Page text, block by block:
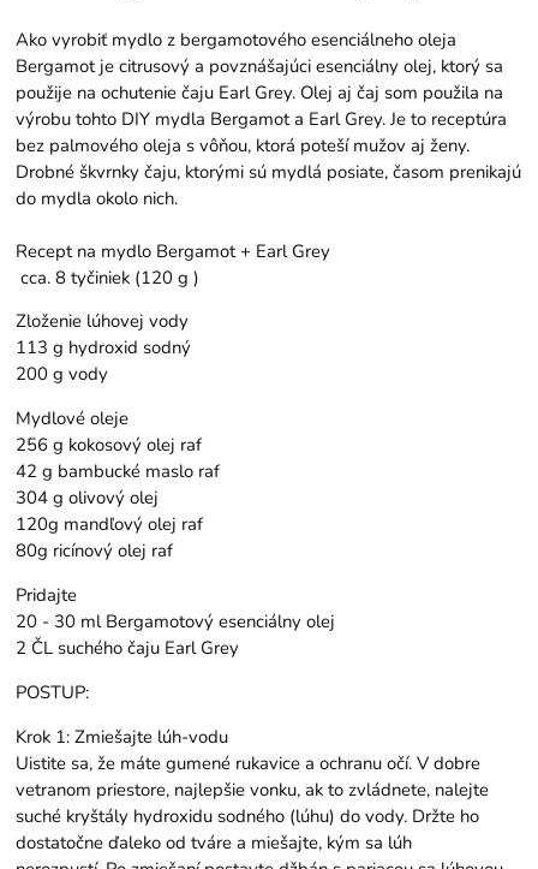
Ako vyrobiť mydlo z bergamotového esenciálneho oleja
Bergamot je citrusový a povznášajúci esenciálny olej, ktorý sa
použije na ochutenie čaju Earl Grey. Olej aj čaj som použila na
výrobu tohto DIY mydla Bergamot a Earl Grey. Je to receptúra ​​
bez palmového oleja s vôňou, ktorá poteší mužov aj ženy.
Drobné škvrnky čaju, ktorými sú mydlá posiate, časom prenikajú
do mydla okolo nich.
Recept na mydlo Bergamot + Earl Grey
cca. 8 tyčiniek (120 g )
Zloženie lúhovej vody
113 g hydroxid sodný
200 g vody
Mydlové oleje
256 g kokosový olej raf
42 g bambucké maslo raf
304 g olivový olej
120g mandľový olej raf
80g ricínový olej raf
Pridajte
20 - 30 ml Bergamotový esenciálny olej
2 ČL suchého čaju Earl Grey
POSTUP:
Krok 1: Zmiešajte lúh-vodu
Uistite sa, že máte gumené rukavice a ochranu očí. V dobre
vetranom priestore, najlepšie vonku, ak to zvládnete, nalejte
suché kryštály hydroxidu sodného (lúhu) do vody. Držte ho
dostatočne ďaleko od tváre a miešajte, kým sa lúh